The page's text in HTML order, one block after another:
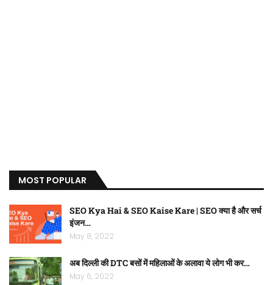
MOST POPULAR
SEO Kya Hai & SEO Kaise Kare | SEO क्या है और सर्च
इंजन…
May 8, 2022
अब दिल्ली की DTC बसों में महिलाओं के अलावा ये लोग भी कर…
May 6, 2022